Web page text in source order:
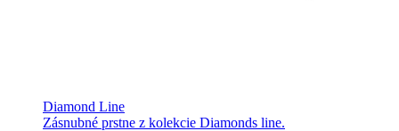
Diamond Line
Zásnubné prstne z kolekcie Diamonds line.